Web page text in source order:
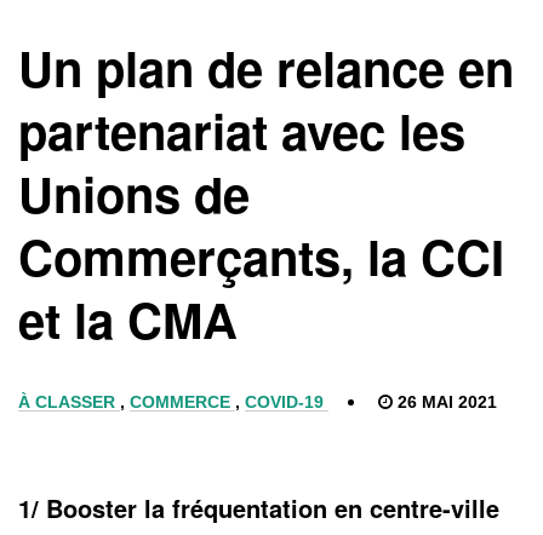
Un plan de relance en
partenariat avec les
Unions de
Commerçants, la CCI
et la CMA
À CLASSER , COMMERCE , COVID-19 26 MAI 2021
1/ Booster la fréquentation en centre-ville